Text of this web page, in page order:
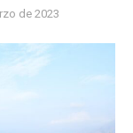
de 2023